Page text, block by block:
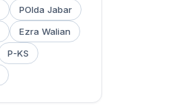
POlda Jabar
Ezra Walian
P-KS